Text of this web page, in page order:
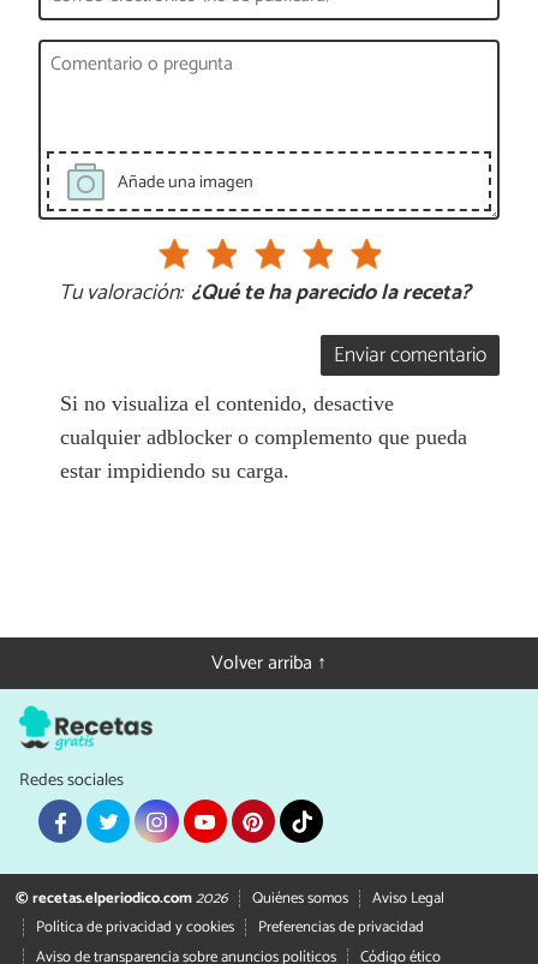
Añade una imagen
Tu valoración: ¿Qué te ha parecido la receta?
Enviar comentario
Si no visualiza el contenido, desactive
cualquier adblocker o complemento que pueda
estar impidiendo su carga.
Volver arriba ↑
Redes sociales
© recetas.elperiodico.com2026 Quiénes somos
Aviso Legal
Política de privacidad y cookies
Preferencias de privacidad
Aviso de transparencia sobre anuncios políticos
Código ético